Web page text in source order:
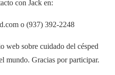
con Jack en:
o (937) 392-2248
web sobre cuidado del césped
mundo. Gracias por participar.